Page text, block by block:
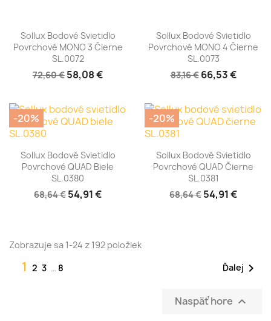
Sollux Bodové Svietidlo
Povrchové MONO 3 Čierne
SL.0072
72,60 € 58,08 €
Sollux Bodové Svietidlo
Povrchové MONO 4 Čierne
SL.0073
83,16 € 66,53 €
Sollux Bodové Svietidlo
Povrchové QUAD Biele
SL.0380
68,64 € 54,91 €
-20%
Sollux Bodové Svietidlo
Povrchové QUAD Čierne
SL.0381
68,64 € 54,91 €
-20%
Zobrazuje sa 1-24 z 192 položiek
1 2 3 … 8 Ďalej 
Naspäť hore 